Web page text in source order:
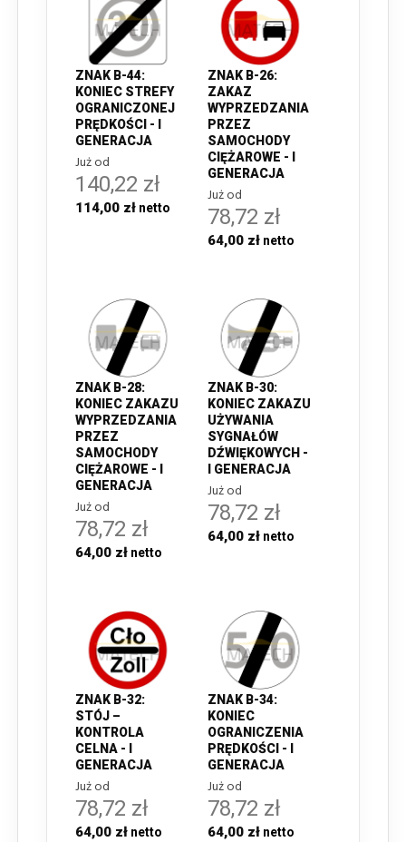
ZNAK B-44:
KONIEC STREFY
OGRANICZONEJ
PRĘDKOŚCI - I
GENERACJA
Już od
140,22 zł
114,00 zł
ZNAK B-26:
ZAKAZ
WYPRZEDZANIA
PRZEZ
SAMOCHODY
CIĘŻAROWE - I
GENERACJA
Już od
78,72 zł
64,00 zł
ZNAK B-28:
KONIEC ZAKAZU
WYPRZEDZANIA
PRZEZ
SAMOCHODY
CIĘŻAROWE - I
GENERACJA
Już od
78,72 zł
64,00 zł
ZNAK B-30:
KONIEC ZAKAZU
UŻYWANIA
SYGNAŁÓW
DŹWIĘKOWYCH -
I GENERACJA
Już od
78,72 zł
64,00 zł
ZNAK B-32:
STÓJ –
KONTROLA
CELNA - I
GENERACJA
Już od
78,72 zł
64,00 zł
ZNAK B-34:
KONIEC
OGRANICZENIA
PRĘDKOŚCI - I
GENERACJA
Już od
78,72 zł
64,00 zł